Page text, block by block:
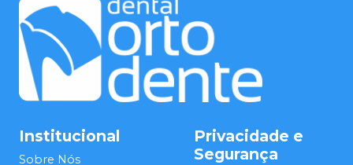
Institucional
Sobre Nós
Privacidade e
Segurança